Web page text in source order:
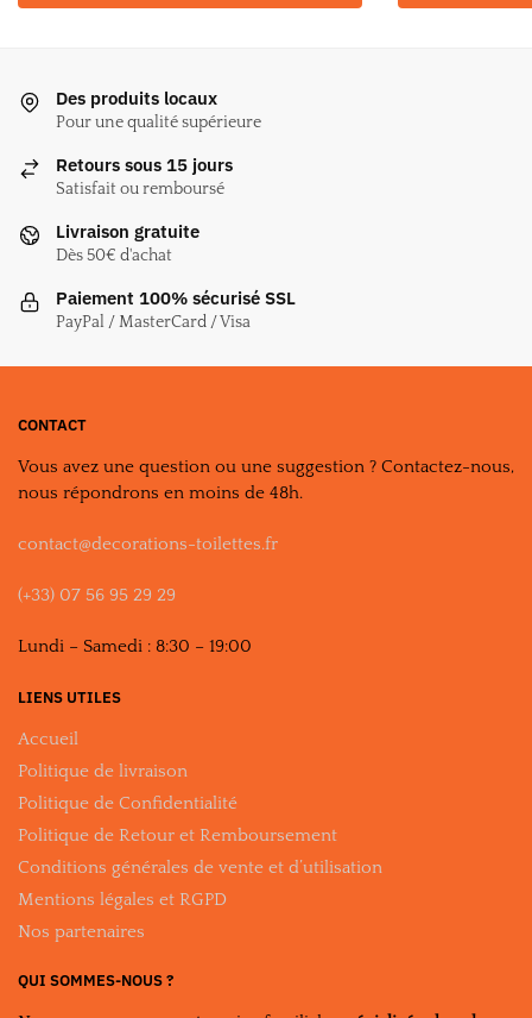
a
Des produits locaux
Pour une qualité supérieure
Retours sous 15 jours
Satisfait ou remboursé
Livraison gratuite
Dès 50€ d'achat
Paiement 100% sécurisé SSL
PayPal / MasterCard / Visa
CONTACT
Vous avez une question ou une suggestion ? Contactez-nous,
nous répondrons en moins de 48h.
contact@decorations-toilettes.fr
(+33) 07 56 95 29 29
Lundi – Samedi : 8:30 – 19:00
LIENS UTILES
Accueil
Politique de livraison
Politique de Confidentialité
Politique de Retour et Remboursement
Conditions générales de vente et d’utilisation
Mentions légales et RGPD
Nos partenaires
QUI SOMMES-NOUS ?